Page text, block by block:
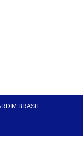
BRASIL